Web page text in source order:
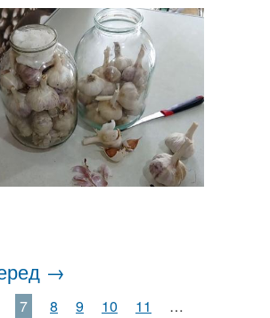
→
7 8 9 10 11 …